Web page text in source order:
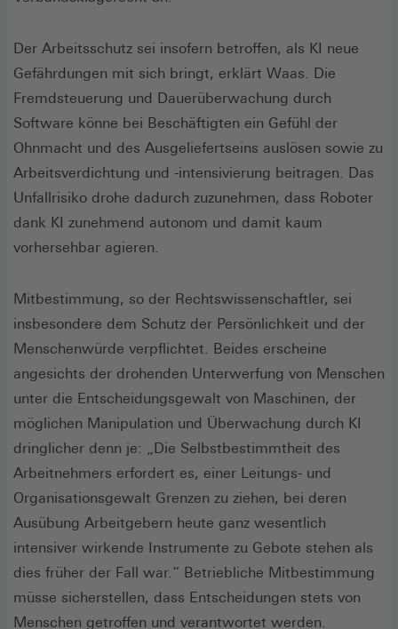
Der Arbeitsschutz sei insofern betroffen, als KI neue
Gefährdungen mit sich bringt, erklärt Waas. Die
Fremdsteuerung und Dauerüberwachung durch
Software könne bei Beschäftigten ein Gefühl der
Ohnmacht und des Ausgeliefertseins auslösen sowie zu
Arbeitsverdichtung und -intensivierung beitragen. Das
Unfallrisiko drohe dadurch zuzunehmen, dass Roboter
dank KI zunehmend autonom und damit kaum
vorhersehbar agieren.
Mitbestimmung, so der Rechtswissenschaftler, sei
insbesondere dem Schutz der Persönlichkeit und der
Menschenwürde verpflichtet. Beides erscheine
angesichts der drohenden Unterwerfung von Menschen
unter die Entscheidungsgewalt von Maschinen, der
möglichen Manipulation und Überwachung durch KI
dringlicher denn je: „Die Selbstbestimmtheit des
Arbeitnehmers erfordert es, einer Leitungs- und
Organisationsgewalt Grenzen zu ziehen, bei deren
Ausübung Arbeitgebern heute ganz wesentlich
intensiver wirkende Instrumente zu Gebote stehen als
dies früher der Fall war.“ Betriebliche Mitbestimmung
müsse sicherstellen, dass Entscheidungen stets von
Menschen getroffen und verantwortet werden.